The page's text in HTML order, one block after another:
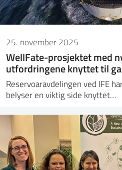
25. november 2025
WellFate-prosjektet med
utfordringene knyttet til
Reservoaravdelingen ved IFE
belyser en viktig side knyttet…